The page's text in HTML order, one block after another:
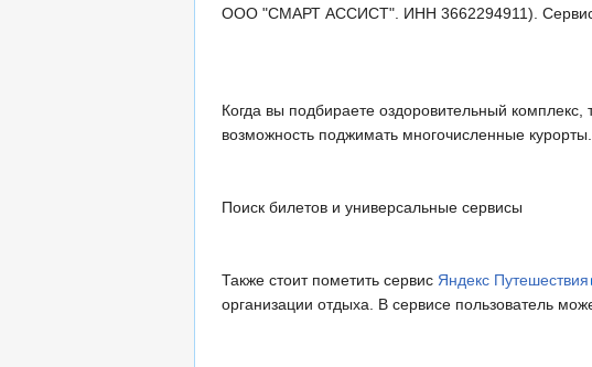
ООО "СМАРТ АССИСТ". ИНН 3662294911). Сервис
Когда вы подбираете оздоровительный комплекс,
возможность поджимать многочисленные
Поиск билетов и универсальные сервисы
Также стоит пометить сервис Яндекс Путешествия
организации отдыха. В сервисе пользователь